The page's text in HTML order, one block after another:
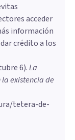
acceder
información
crédito a los
6).La
la existencia de
tetera-de-